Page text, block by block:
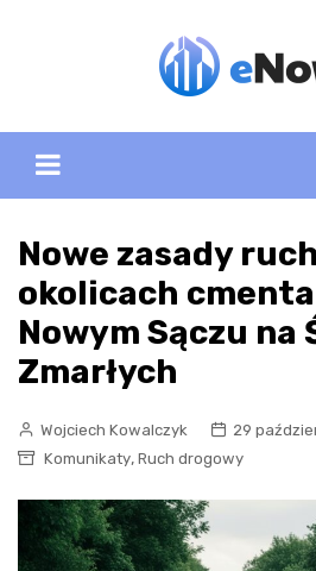
Nowe zasady
okolicach
Nowym Sączu na
Zmarłych
Wojciech Kowalczyk
29
Komunikaty, Ruch drogowy